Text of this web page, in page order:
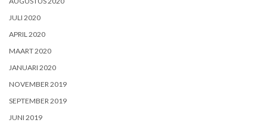
JULI 2020
APRIL 2020
MAART 2020
JANUARI 2020
NOVEMBER 2019
SEPTEMBER 2019
JUNI 2019